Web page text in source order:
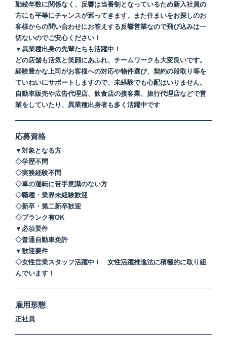
勤続年数に関係なく、反響は当番制となっているため新入社員の
方にも平等にチャンスが巡ってきます。また住まいをお探しのお
客様からの問い合わせにお答えする反響営業なので飛び込みは一
切ないのでご安心ください！
▼異業種出身の先輩たちも活躍中！
どの店舗も活気と笑顔にあふれ、チームワークも大変良いです。
経験豊かな上司がお客様への対応や物件選び、契約の段取り等を
ていねいにサポートしますので、未経験でも心配はいりません。
自動車販売や広告代理店、飲食店の接客業、旅行代理店などで営
業をしていたり、異業種出身者も多く活躍中です
応募資格
▼対象となる方
◇学歴不問
◇実務経験不問
◇車の運転に苦手意識のない方
◇職種・業界未経験歓迎
◇新卒・第二新卒歓迎
◇ブランク有OK
▼必須要件
◇普通自動車免許
▼歓迎要件
◇女性営業スタッフ活躍中！ 女性活躍推進法に積極的に取り組
んでいます！
雇用形態
正社員